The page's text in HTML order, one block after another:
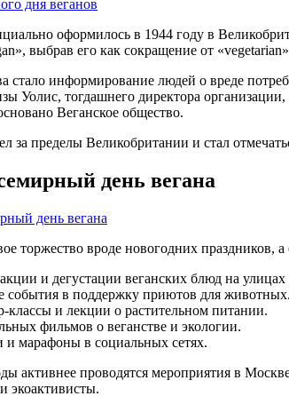
оформилось в 1944 году в
выбрав его как сокращение от
стало информирование людей о вреде
Уолис, тогдашнего директора
Веганское общество.
за пределы Великобритании и стал
день вегана
торжество вроде новогодних праздников,
и дегустации веганских блюд на улицах
события в поддержку приютов для животных.
классы и лекции о растительном питании.
фильмов о веганстве и экологии.
марафоны в социальных сетях.
активнее проводятся мероприятия в
экоактивисты.